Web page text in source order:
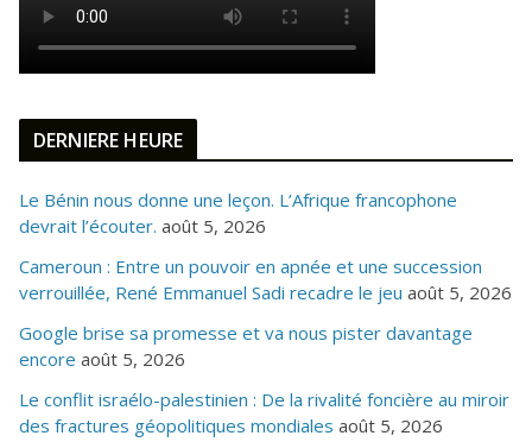
DERNIERE HEURE
Le Bénin nous donne une leçon. L’Afrique francophone
devrait l’écouter. août 5, 2026
Cameroun : Entre un pouvoir en apnée et une succession
verrouillée, René Emmanuel Sadi recadre le jeu août 5, 2026
Google brise sa promesse et va nous pister davantage
encore août 5, 2026
Le conflit israélo-palestinien : De la rivalité foncière au miroir
des fractures géopolitiques mondiales août 5, 2026